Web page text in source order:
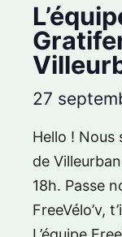
27
Hello ! Nous
de
18h. Passe
FreeVélo’v,